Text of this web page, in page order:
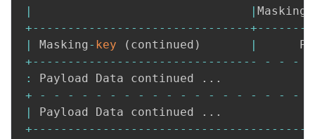
|
| Masking
+-- -- -- -- -- -- -- -- -- -- -- -- -- -- -- -+-- -- -- --
|
Masking - key ( continued )
|
+-- -- -- -- -- -- -- -- -- -- -- -- -- -- -- -- - - -
:
Payload Data continued . . .
+
- - - - - - - - - - - - - - - - - - -
|
Payload Data continued . . .
+-- -- -- -- -- -- -- -- -- -- -- -- -- -- -- -- -- -- -- --